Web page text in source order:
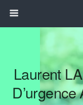
Laurent
D’urgence